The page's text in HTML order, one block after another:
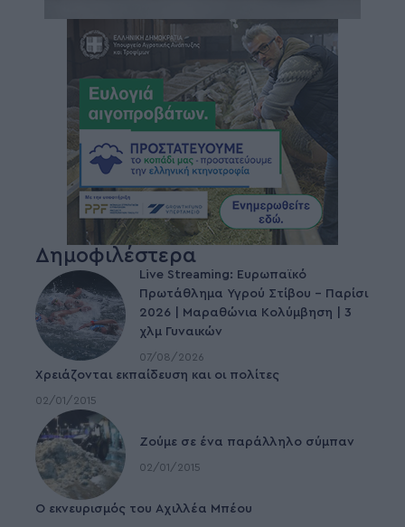
Δημοφιλέστερα
Live Streaming: Ευρωπαϊκό
Πρωτάθλημα Υγρού Στίβου – Παρίσι
2026 | Μαραθώνια Κολύμβηση | 3
χλμ Γυναικών
07/08/2026
Χρειάζονται εκπαίδευση και οι πολίτες
02/01/2015
Ζούμε σε ένα παράλληλο σύμπαν
02/01/2015
Ο εκνευρισμός του Αχιλλέα Μπέου